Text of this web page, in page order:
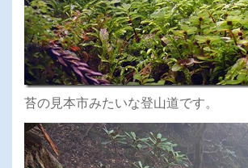
苔の見本市みたいな登山道です。